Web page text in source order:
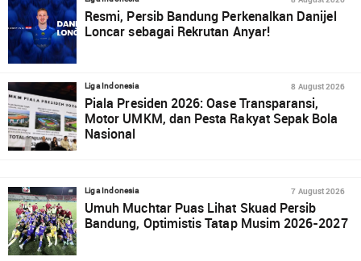
Resmi, Persib Bandung Perkenalkan Danijel
Loncar sebagai Rekrutan Anyar!
Liga Indonesia 8 August 2026
Piala Presiden 2026: Oase Transparansi,
Motor UMKM, dan Pesta Rakyat Sepak Bola
Nasional
Liga Indonesia 7 August 2026
Umuh Muchtar Puas Lihat Skuad Persib
Bandung, Optimistis Tatap Musim 2026-2027